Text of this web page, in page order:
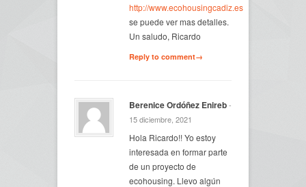
http://www.ecohousingcadiz.es
se puede ver mas detalles.
Un saludo, Ricardo
Reply to comment→
Berenice Ordóñez Enireb-
15 diciembre, 2021
Hola Ricardo!! Yo estoy
interesada en formar parte
de un proyecto de
ecohousing. Llevo algún